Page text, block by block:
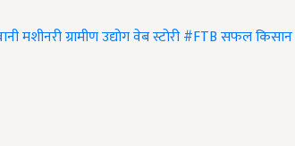
मशीनरीग्रामीण उद्योगवेब स्टोरी#FTBसफल किसान